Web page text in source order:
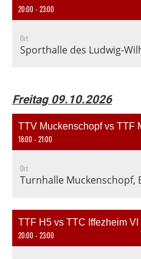
20:00 - 23:00
Ort
Sporthalle des Ludwig-
Freitag 09.10.2026
TTV Muckenschopf vs TTF
18:00 - 21:00
Ort
Turnhalle Muckenschopf,
TTF H5 vs TTC Iffezheim VI
20:00 - 23:00